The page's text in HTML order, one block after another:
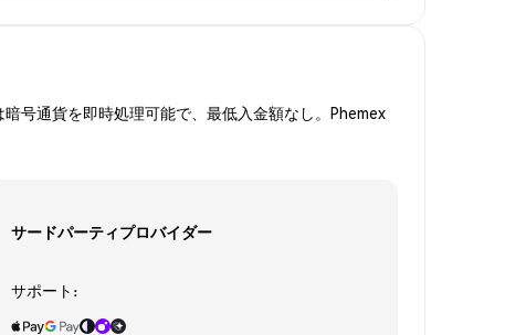
号通貨を即時処理可能で、最低入金額なし。Phemex
サードパーティプロバイダー
サポート: